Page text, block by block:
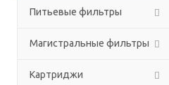
Питьевые фильтры
Магистральные фильтры
Картриджи